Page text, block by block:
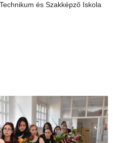
és Szakképző Iskola